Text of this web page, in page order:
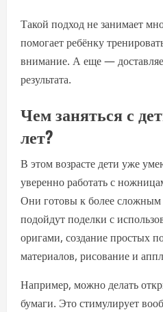
Такой подход не занимает
помогает ребёнку
внимание. А еще —
результата.
Чем заняться с
лет?
В этом возрасте дети уже
уверенно работать с
Они готовы к более сложным
подойдут поделки с
оригами, создание простых
материалов, рисование и
Например, можно делать
бумаги. Это стимулирует